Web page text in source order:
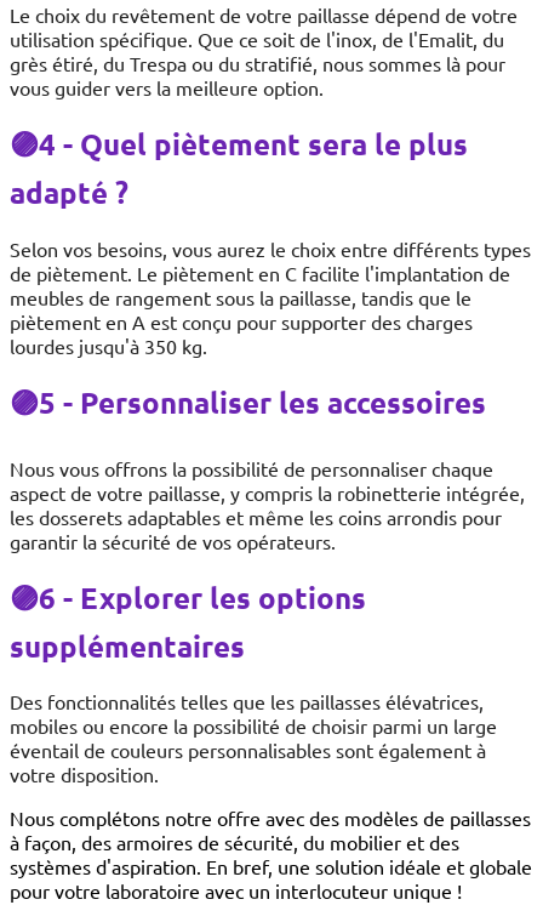
Le choix du revêtement de votre paillasse dépend de votre
utilisation spécifique. Que ce soit de l'inox, de l'Emalit, du
grès étiré, du Trespa ou du stratifié, nous sommes là pour
vous guider vers la meilleure option.
🟣4 - Quel piètement sera le plus
adapté ?
Selon vos besoins, vous aurez le choix entre différents types
de piètement. Le piètement en C facilite l'implantation de
meubles de rangement sous la paillasse, tandis que le
piètement en A est conçu pour supporter des charges
lourdes jusqu'à 350 kg.
🟣5 - Personnaliser les accessoires
Nous vous offrons la possibilité de personnaliser chaque
aspect de votre paillasse, y compris la robinetterie intégrée,
les dosserets adaptables et même les coins arrondis pour
garantir la sécurité de vos opérateurs.
🟣6 - Explorer les options
supplémentaires
Des fonctionnalités telles que les paillasses élévatrices,
mobiles ou encore la possibilité de choisir parmi un large
éventail de couleurs personnalisables sont également à
votre disposition.
Nous complétons notre offre avec des modèles de paillasses
à façon, des armoires de sécurité, du mobilier et des
systèmes d'aspiration. En bref, une solution idéale et globale
pour votre laboratoire avec un interlocuteur unique !